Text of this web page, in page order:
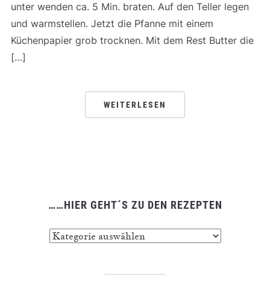
……HIER GEHT´S ZU DEN REZEPTEN
unter wenden ca. 5 Min. braten. Auf den Teller legen
und warmstellen. Jetzt die Pfanne mit einem
Küchenpapier grob trocknen. Mit dem Rest Butter die
[…]
WEITERLESEN